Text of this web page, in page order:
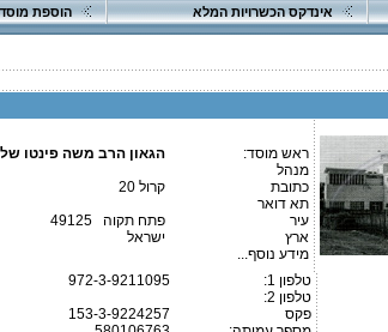
אינדקס הכשרויות המלא הוספת מוסד
ראש מוסד:
הגאון הרב משה פינטו
מנהל
כתובת
קרול 20
תא דואר
עיר
פתח תקוה 49125
ארץ
ישראל
מידע נוסף...
טלפון 1:
טלפון 2:
פקס
972-3-9211095
153-3-9224257